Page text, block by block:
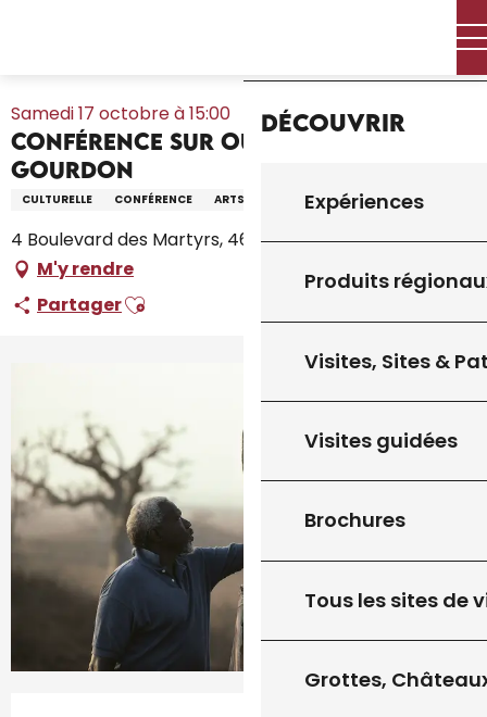
Découvrir
Expériences
Produits
Visites, Sites &
Visites guidées
Brochures
Tous les sites de
Grottes,
Samedi 17 octobre à 15:00
Conférence sur Ousmane Sow à
Gourdon
CULTURELLE CONFÉRENCE ARTS SCULPTURE
4 Boulevard des Martyrs, 46300 Gourdon
M'y rendre
PartagerAjouter aux favoris